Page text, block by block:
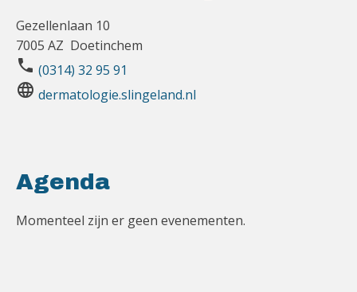
Gezellenlaan 10
7005 AZ Doetinchem
phone (0314) 32 95 91
language dermatologie.slingeland.nl
Agenda
Momenteel zijn er geen evenementen.